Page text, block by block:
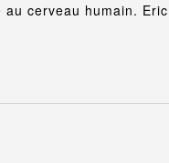
cerveau humain. Eric